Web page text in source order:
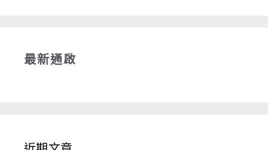
最新通啟